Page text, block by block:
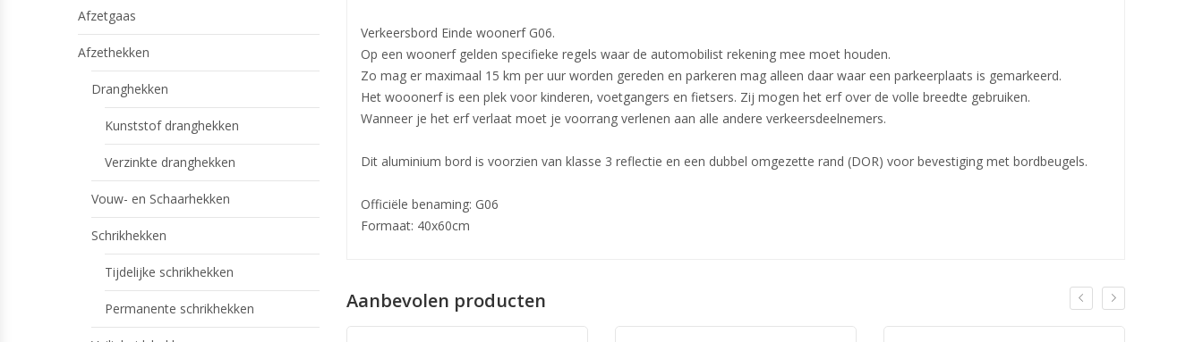
Verkeersbord Einde woonerf G06.
Op een woonerf gelden specifieke regels waar de automobilist rekening mee moet houden.
Zo mag er maximaal 15 km per uur worden gereden en parkeren mag alleen daar waar een parkeerplaats is gemarkeerd.
Het wooonerf is een plek voor kinderen, voetgangers en fietsers. Zij mogen het erf over de volle breedte gebruiken.
Wanneer je het erf verlaat moet je voorrang verlenen aan alle andere verkeersdeelnemers.
Dit aluminium bord is voorzien van klasse 3 reflectie en een dubbel omgezette rand (DOR) voor bevestiging met bordbeugels.
Officiële benaming: G06
Formaat: 40x60cm
Aanbevolen producten
Afzetgaas
Afzethekken
Dranghekken
Kunststof dranghekken
Verzinkte dranghekken
Vouw- en Schaarhekken
Schrikhekken
Tijdelijke schrikhekken
Permanente schrikhekken